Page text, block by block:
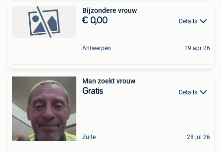
Bijzondere vrouw
€ 0,00 Details
Antwerpen 19 apr 26
Man zoekt vrouw
Gratis Details
Zulte 28 jul 26